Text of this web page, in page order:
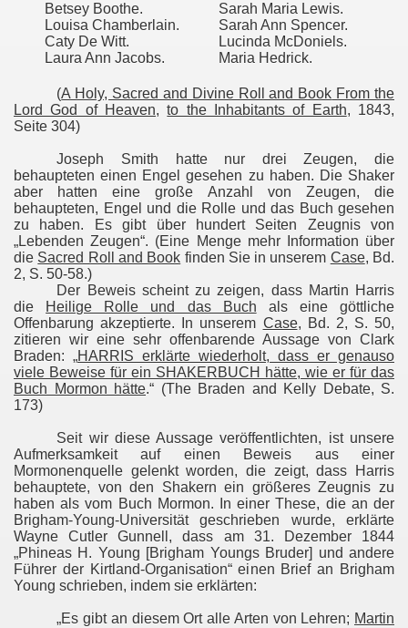
Betsey Boothe.
Louisa Chamberlain.
Caty De Witt.
Laura Ann Jacobs.
Sarah Maria Lewis.
Sarah Ann Spencer.
Lucinda McDoniels.
Maria Hedrick.
(A Holy, Sacred and Divine Roll and Book From the
Lord God of Heaven,to the Inhabitants of Earth, 1843,
Seite 304)
Joseph Smith hatte nur drei Zeugen, die
behaupteten einen Engel gesehen zu haben. Die Shaker
aber hatten eine große Anzahl von Zeugen, die
behaupteten, Engel und die Rolle und das Buch gesehen
zu haben. Es gibt über hundert Seiten Zeugnis von
„Lebenden Zeugen“. (Eine Menge mehr Information über
die Sacred Roll and Book finden Sie in unserem Case, Bd.
2, S. 50-58.)
Der Beweis scheint zu zeigen, dass Martin Harris
die
Heilige Rolle und das Buch als eine göttliche
Offenbarung akzeptierte. In unserem Case, Bd. 2, S. 50,
zitieren wir eine sehr offenbarende Aussage von Clark
Braden: „HARRIS erklärte wiederholt, dass er genauso
viele Beweise für ein SHAKERBUCH hätte, wie er für das
Buch Mormon hätte.“ (The Braden and Kelly Debate, S.
173)
Seit wir diese Aussage veröffentlichten, ist unsere
Aufmerksamkeit auf einen Beweis aus einer
Mormonenquelle gelenkt worden, die zeigt, dass Harris
behauptete, von den Shakern ein größeres Zeugnis zu
haben als vom Buch Mormon. In einer These, die an der
Brigham-Young-Universität geschrieben wurde, erklärte
Wayne Cutler Gunnell, dass am 31. Dezember 1844
„Phineas H. Young [Brigham Youngs Bruder] und andere
Führer der Kirtland-Organisation“ einen Brief an Brigham
Young schrieben, indem sie erklärten:
„Es gibt an diesem Ort alle Arten von Lehren; Martin